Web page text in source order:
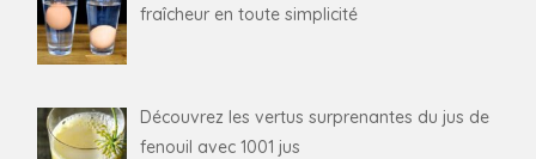
fraîcheur en toute simplicité
Découvrez les vertus surprenantes du jus de
fenouil avec 1001 jus